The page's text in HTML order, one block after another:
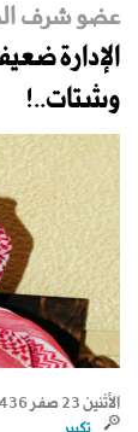
عضو شرف
الإدارة
وشتات..!
الأثنين 23 صفر 1436